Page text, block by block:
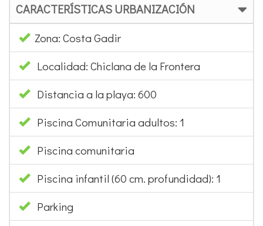
CARACTERÍSTICAS URBANIZACIÓN
Zona: Costa Gadir
Localidad: Chiclana de la Frontera
Distancia a la playa: 600
Piscina Comunitaria adultos: 1
Piscina comunitaria
Piscina infantil (60 cm. profundidad): 1
Parking